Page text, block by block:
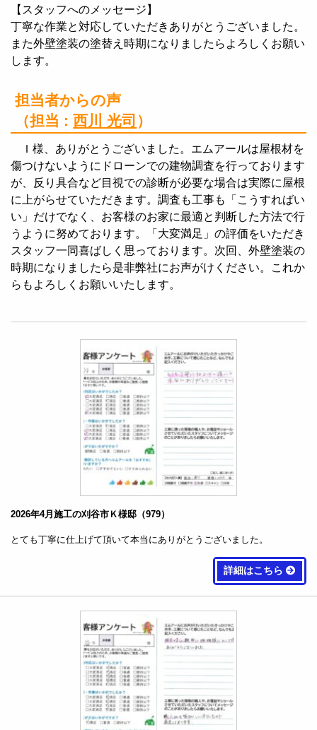
【スタッフへのメッセージ】
丁寧な作業と対応していただきありがとうございました。
また外壁塗装の塗替え時期になりましたらよろしくお願い
します。
担当者からの声
（担当 :西川 光司 ）
Ｉ様、ありがとうございました。エムアールは屋根材を
傷つけないようにドローンでの建物調査を行っております
が、反り具合など目視での診断が必要な場合は実際に屋根
に上がらせていただきます。調査も工事も「こうすればい
い」だけでなく、お客様のお家に最適と判断した方法で行
うように努めております。「大変満足」の評価をいただき
スタッフ一同喜ばしく思っております。次回、外壁塗装の
時期になりましたら是非弊社にお声がけください。これか
らもよろしくお願いいたします。
2026年4月施工の刈谷市Ｋ様邸（979）
とても丁寧に仕上げて頂いて本当にありがとうございました。
詳細はこちら